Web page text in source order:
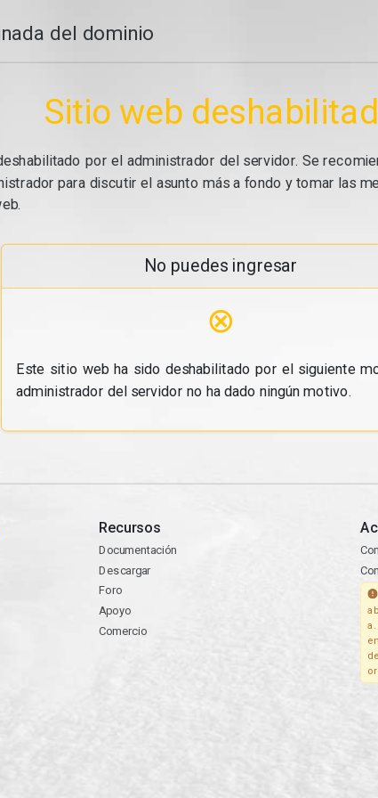
del dominio
Sitio web
por el administrador del servidor. Se
para discutir el asunto más a fondo y tomar las
No puedes ingresar
⊗
Este sitio web ha sido deshabilitado por el siguiente
administrador del servidor no ha dado ningún motivo.
Recursos
Documentación
Descargar
Foro
Apoyo
Comercio
a.